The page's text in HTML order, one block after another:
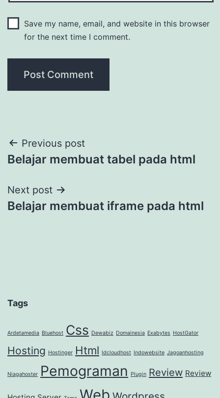
Save my name, email, and website in this browser
for the next time I comment.
Post
navigation
Previous post
Belajar membuat tabel pada html
Next post
Belajar membuat iframe pada html
Tags
Ardetamedia Bluehost Css Dewabiz Domainesia Exabytes HostGator
Hosting Hostinger Html Idcloudhost Indowebsite Jagoanhosting
Niagahoster Pemograman Plugin Review Review